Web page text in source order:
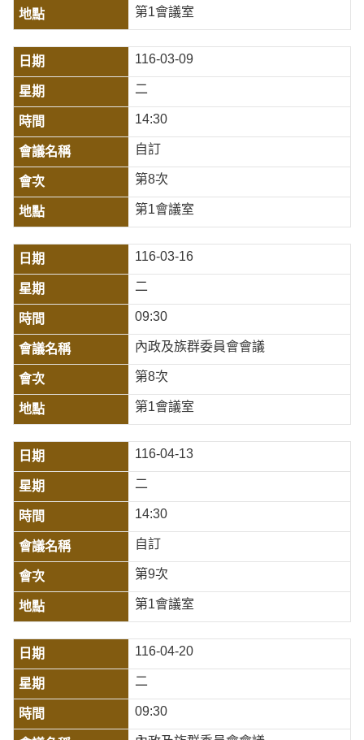
第1會議室
116-03-09
二
14:30
自訂
第8次
第1會議室
116-03-16
二
09:30
內政及族群委員會會議
第8次
第1會議室
116-04-13
二
14:30
自訂
第9次
第1會議室
116-04-20
二
09:30